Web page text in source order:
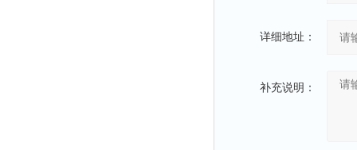
详细地址：
补充说明：